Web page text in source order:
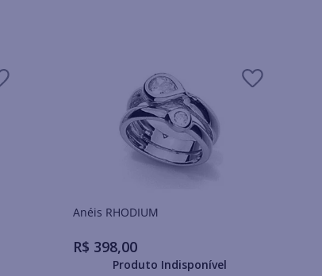
Anéis RHODIUM
R$ 398,00
Produto Indisponível